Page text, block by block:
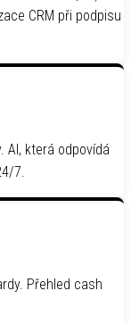
CRM při podpisu
AI, která odpovídá
7.
Přehled cash